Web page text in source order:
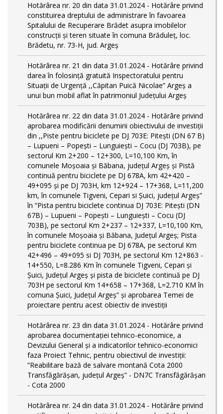
Hotărârea nr. 20 din data 31.01.2024 - Hotărâre privind
constituirea dreptului de administrare în favoarea
Spitalului de Recuperare Brădet asupra imobilelor
construcții și teren situate în comuna Brăduleț, loc.
Brădetu, nr. 73-H, jud. Argeș
Hotărârea nr. 21 din data 31.01.2024 - Hotărâre privind
darea în folosință gratuită Inspectoratului pentru
Situații de Urgență ,,Căpitan Puică Nicolae” Argeș a
unui bun mobil aflat în patrimoniul Județului Argeș
Hotărârea nr. 22 din data 31.01.2024 - Hotărâre privind
aprobarea modificării denumirii obiectivului de investiții
din ,,Piste pentru biciclete pe DJ 703E: Pitești (DN 67 B)
– Lupueni – Popești – Lunguiești – Cocu (DJ 703B), pe
sectorul Km 2+200 – 12+300, L=10,100 Km, în
comunele Moșoaia și Băbana, judeţul Argeș și Pistă
continuă pentru biciclete pe DJ 678A, km 42+420 –
49+095 și pe DJ 703H, km 12+924 – 17+368, L=11,200
km, în comunele Tigveni, Cepari si Șuici, județul Argeș”
în “Pista pentru biciclete continua DJ 703E: Pitești (DN
67B) – Lupueni – Popești – Lunguiești – Cocu (DJ
703B), pe sectorul Km 2+237 – 12+337, L=10,100 Km,
în comunele Moșoaia și Băbana, Județul Argeș; Pista
pentru biciclete continua pe DJ 678A, pe sectorul Km
42+496 – 49+095 si DJ 703H, pe sectorul Km 12+863 -
14+550, L=8.286 Km în comunele Tigveni, Cepari și
Șuici, Județul Argeș și pista de biciclete continuă pe DJ
703H pe sectorul Km 14+658 – 17+368, L=2.710 KM în
comuna Șuici, Județul Argeș” şi aprobarea Temei de
proiectare pentru acest obiectiv de investiţii
Hotărârea nr. 23 din data 31.01.2024 - Hotărâre privind
aprobarea documentației tehnico-economice, a
Devizului General și a indicatorilor tehnico-economici
faza Proiect Tehnic, pentru obiectivul de investiții:
”Reabilitare bază de salvare montană Cota 2000
Transfăgărășan, județul Argeș” - DN7C Transfăgărășan
- Cota 2000
Hotărârea nr. 24 din data 31.01.2024 - Hotărâre privind